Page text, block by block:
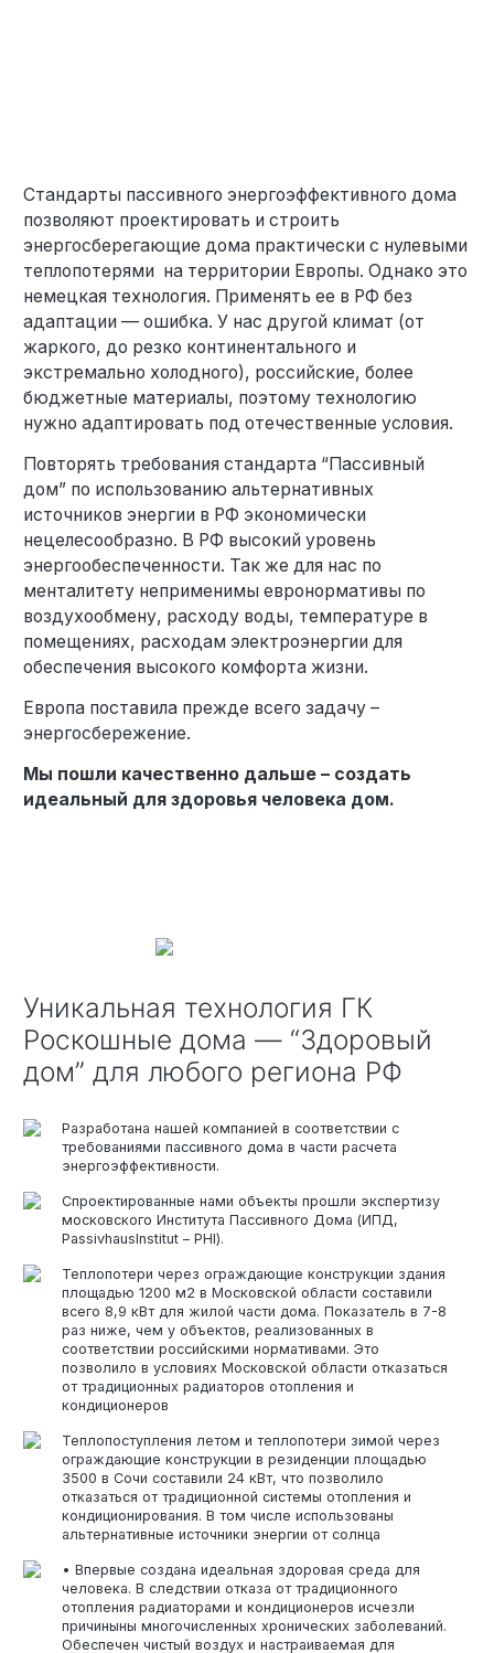
Стандарты пассивного энергоэффективного дома
позволяют проектировать и строить
энергосберегающие дома практически с нулевыми
теплопотерями на территории Европы. Однако это
немецкая технология. Применять ее в РФ без
адаптации — ошибка. У нас другой климат (от
жаркого, до резко континентального и
экстремально холодного), российские, более
бюджетные материалы, поэтому технологию
нужно адаптировать под отечественные условия.
Повторять требования стандарта “Пассивный
дом” по использованию альтернативных
источников энергии в РФ экономически
нецелесообразно. В РФ высокий уровень
энергообеспеченности. Так же для нас по
менталитету неприменимы евронормативы по
воздухообмену, расходу воды, температуре в
помещениях, расходам электроэнергии для
обеспечения высокого комфорта жизни.
Европа поставила прежде всего задачу –
энергосбережение.
Мы пошли качественно дальше – создать
идеальный для здоровья человека дом.
Уникальная технология ГК
Роскошные дома — “Здоровый
дом” для любого региона РФ
Разработана нашей компанией в соответствии с
требованиями пассивного дома в части расчета
энергоэффективности.
Спроектированные нами объекты прошли экспертизу
московского Института Пассивного Дома (ИПД,
PassivhausInstitut – PHI).
Теплопотери через ограждающие конструкции здания
площадью 1200 м2 в Московской области составили
всего 8,9 кВт для жилой части дома. Показатель в 7-8
раз ниже, чем у объектов, реализованных в
соответствии российскими нормативами. Это
позволило в условиях Московской области отказаться
от традиционных радиаторов отопления и
кондиционеров
Теплопоступления летом и теплопотери зимой через
ограждающие конструкции в резиденции площадью
3500 в Сочи составили 24 кВт, что позволило
отказаться от традиционной системы отопления и
кондиционирования. В том числе использованы
альтернативные источники энергии от солнца
• Впервые создана идеальная здоровая среда для
человека. В следствии отказа от традиционного
отопления радиаторами и кондиционеров исчезли
причиныны многочисленных хронических заболеваний.
Обеспечен чистый воздух и настраиваемая для